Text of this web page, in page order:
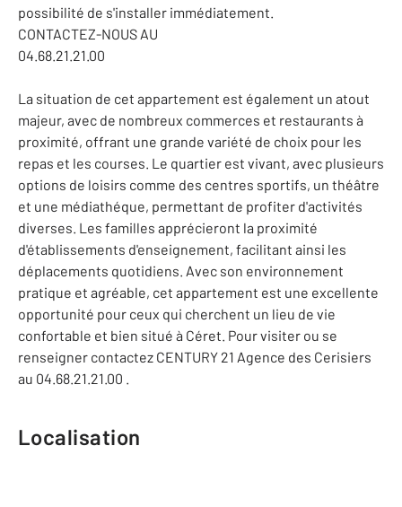
possibilité de s'installer immédiatement.
CONTACTEZ-NOUS AU
04.68.21.21.00
La situation de cet appartement est également un atout
majeur, avec de nombreux commerces et restaurants à
proximité, offrant une grande variété de choix pour les
repas et les courses. Le quartier est vivant, avec plusieurs
options de loisirs comme des centres sportifs, un théâtre
et une médiathéque, permettant de profiter d'activités
diverses. Les familles apprécieront la proximité
d'établissements d'enseignement, facilitant ainsi les
déplacements quotidiens. Avec son environnement
pratique et agréable, cet appartement est une excellente
opportunité pour ceux qui cherchent un lieu de vie
confortable et bien situé à Céret. Pour visiter ou se
renseigner contactez CENTURY 21 Agence des Cerisiers
au 04.68.21.21.00 .
Localisation